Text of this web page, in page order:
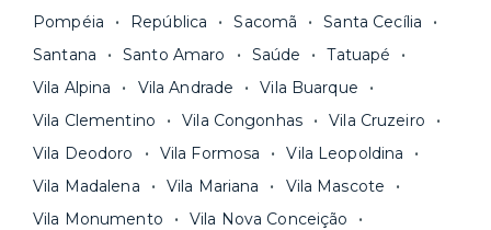
Pompéia
República Sacomã
Santa Cecília
Santana
Santo Amaro Saúde
Tatuapé
Vila Alpina
Vila Andrade
Vila Buarque
Vila Clementino
Vila Congonhas
Vila Cruzeiro
Vila Deodoro
Vila Formosa
Vila Leopoldina
Vila Madalena
Vila Mariana
Vila Mascote
Vila Monumento
Vila Nova Conceição